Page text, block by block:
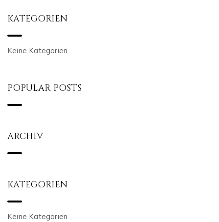
KATEGORIEN
Keine Kategorien
POPULAR POSTS
ARCHIV
KATEGORIEN
Keine Kategorien